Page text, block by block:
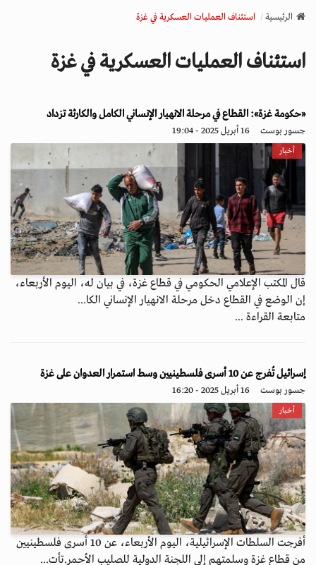
v
a
o
n
الرئيسية استئناف العمليات العسكرية في غزة
استئناف العمليات العسكرية في غزة
«حكومة غزة»: القطاع في مرحلة الانهيار الإنساني الكامل والكارثة تزداد
جسور بوست 16 أبريل 2025 - 19:04
أخبار
قال المكتب الإعلامي الحكومي في قطاع غزة، في بيان له، اليوم الأربعاء،
إن الوضع في القطاع دخل مرحلة الانهيار الإنساني الكا...
متابعة القراءة ...
إسرائيل تُفرج عن 10 أسرى فلسطينيين وسط استمرار العدوان على غزة
جسور بوست 16 أبريل 2025 - 16:20
أخبار
أفرجت السلطات الإسرائيلية، اليوم الأربعاء، عن 10 أسرى فلسطينيين
من قطاع غزة وسلمتهم إلى اللجنة الدولية للصليب الأحمر.تأت...